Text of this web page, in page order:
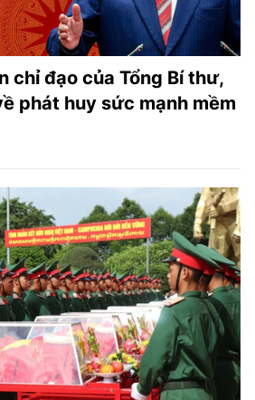
chỉ đạo của Tổng Bí thư,
phát huy sức mạnh mềm